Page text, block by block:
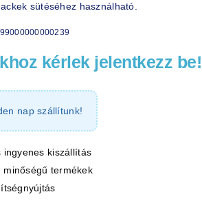
sütéséhez használható.
kérlek jelentkezz be!
nap szállítunk!
ingyenes kiszállítás
minőségű termékek